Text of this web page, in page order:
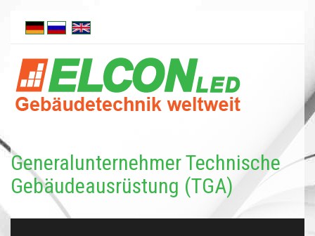
Generalunternehmer Tech­nische
Gebäudeausrüstung (TGA)